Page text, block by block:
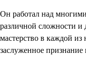
Он работал над
различной сложности и
мастерство в каждой
заслуженное признание